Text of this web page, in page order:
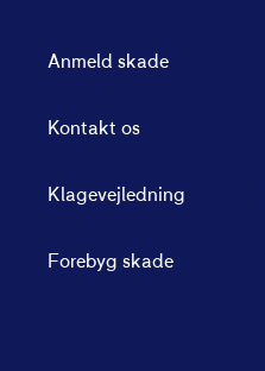
Anmeld skade
Kontakt os
Klagevejledning
Forebyg skade